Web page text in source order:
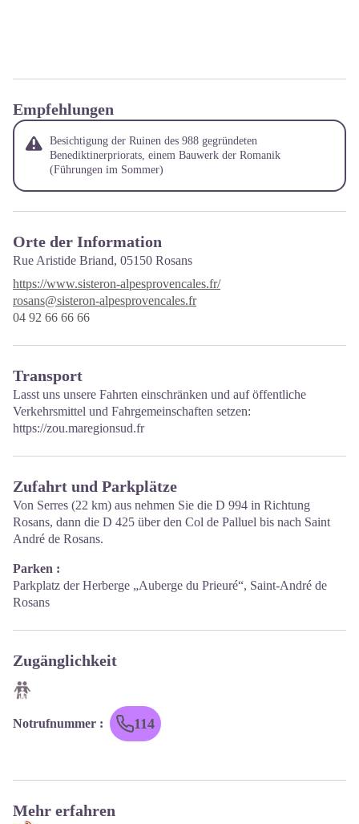
Empfehlungen
Besichtigung der Ruinen des 988 gegründeten
Benediktinerpriorats, einem Bauwerk der Romanik
(Führungen im Sommer)
Orte der Information
Rue Aristide Briand, 05150 Rosans
https://www.sisteron-alpesprovencales.fr/
rosans@sisteron-alpesprovencales.fr
04 92 66 66 66
Transport
Lasst uns unsere Fahrten einschränken und auf öffentliche
Verkehrsmittel und Fahrgemeinschaften setzen:
https://zou.maregionsud.fr
Zufahrt und Parkplätze
Von Serres (22 km) aus nehmen Sie die D 994 in Richtung
Rosans, dann die D 425 über den Col de Palluel bis nach Saint
André de Rosans.
Parken :
Parkplatz der Herberge „Auberge du Prieuré“, Saint-André de
Rosans
Zugänglichkeit
Notrufnummer : 114
Mehr erfahren